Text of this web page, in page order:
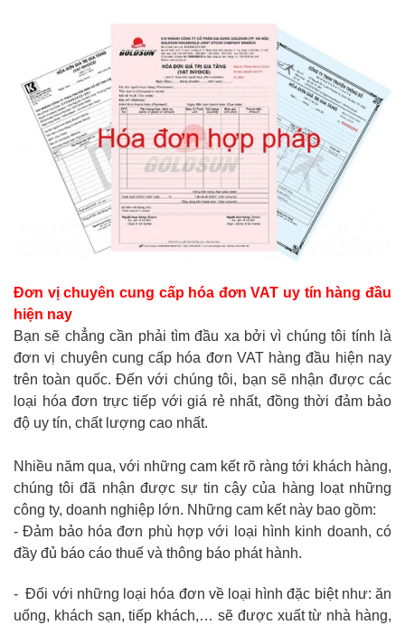
Đơn vị chuyên cung cấp hóa đơn VAT uy tín hàng đầu
hiện nay
Bạn sẽ chẳng cần phải tìm đầu xa bởi vì chúng tôi tính là
đơn vị chuyên cung cấp hóa đơn VAT hàng đầu hiện nay
trên toàn quốc. Đến với chúng tôi, bạn sẽ nhận được các
loại hóa đơn trực tiếp với giá rẻ nhất, đồng thời đảm bảo
độ uy tín, chất lượng cao nhất.
Nhiều năm qua, với những cam kết rõ ràng tới khách hàng,
chúng tôi đã nhận được sự tin cậy của hàng loạt những
công ty, doanh nghiệp lớn. Những cam kết này bao gồm:
- Đảm bảo hóa đơn phù hợp với loại hình kinh doanh, có
đầy đủ báo cáo thuế và thông báo phát hành.
- Đối với những loại hóa đơn về loại hình đặc biệt như: ăn
uống, khách sạn, tiếp khách,… sẽ được xuất từ nhà hàng,